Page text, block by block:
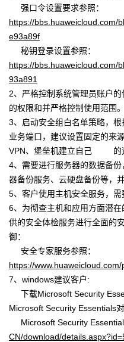
发
者
我
的
博
客
我
的
论
坛
我
的
圈
子
我
的
直
我
的
动
我
关
注
我
的
发
我
Programs
我
的
强口令设置要求参照：
https://bbs.huaweicloud.com/
e93a89f
秘钥登录设置参照：
https://bbs.huaweicloud.com/
93a891
2、严格控制系统管理员账户
的权限和并严格控制使用范围。
3、启动安全组白名单策略，
业务端口，建议设置固定的来
VPN、堡垒机建立自己 的
4、需要进行服务器的数据备
器备份服务、云硬盘备份等，
5、客户使用主机安全服务，需
6、为彻查主机和应用方面潜
供的安全体检服务进行全面的
御：
安全专家服务参照：
https://
7、windows建议客户:
下载Microsoft Security
Microsoft Security Essentials
Microsoft Security
CN/download/